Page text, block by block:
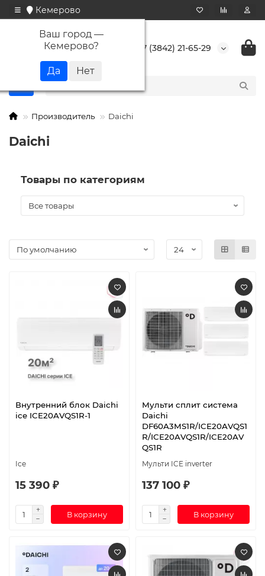
Кемерово
Ваш город —
Кемерово? +7 (3842) 21-65-29
Производитель Daichi
Daichi
Товары по категориям
Внутренний блок Daichi
ice ICE20AVQS1R-1
Ice
15 390 ₽
В корзину
Мульти сплит система
Daichi
DF60A3MS1R/ICE20AVQS1
R/ICE20AVQS1R/ICE20AV
QS1R
Мульти ICE inverter
137 100 ₽
В корзину